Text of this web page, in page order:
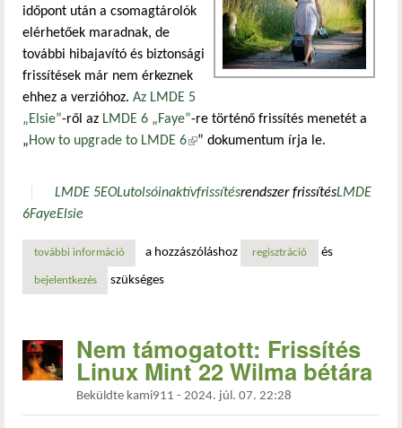
időpont után a csomagtárolók
elérhetőek maradnak, de
további hibajavító és biztonsági
frissítések már nem érkeznek
ehhez a verzióhoz. Az LMDE 5
„Elsie”-ről az LMDE 6 „Faye”-re történő frissítés menetét a
„How to upgrade to LMDE 6(külső hivatkozás)
” dokumentum írja le.
LMDE 5EOLutolsóinaktívfrissítésrendszer frissítésLMDE
6FayeElsie
további információaz lmde 5 „elsie” nyugdíjba vonult tartalommal
a hozzászóláshoz regisztráció és
bejelentkezés szükséges
Nem támogatott: Frissítés
Linux Mint 22 Wilma bétára
Beküldte kami911 - 2024. júl. 07. 22:28